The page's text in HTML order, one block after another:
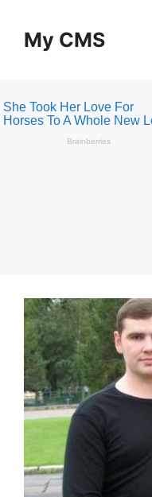
contentMy CMS